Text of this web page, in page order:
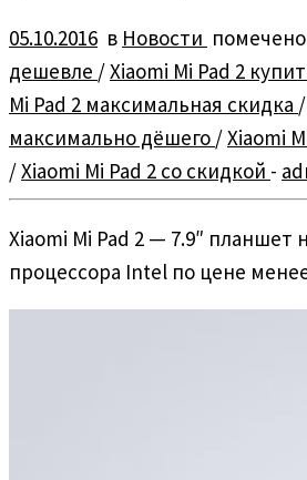
05.10.2016 в Новости помечено
дешевле /Xiaomi Mi Pad 2
Mi Pad 2 максимальная скидка /
максимально дёшего /Xiaomi
/Xiaomi Mi Pad 2 со скидкой -
Xiaomi Mi Pad 2 — 7.9″ планшет
процессора Intel по цене